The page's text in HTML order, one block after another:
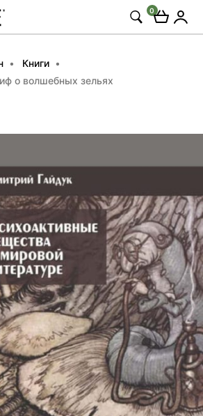
0
Книги
о волшебных зельях